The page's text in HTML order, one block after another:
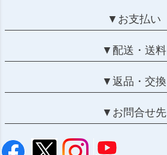
▼お支払い
▼配送・送料
▼返品・交換
▼お問合せ先